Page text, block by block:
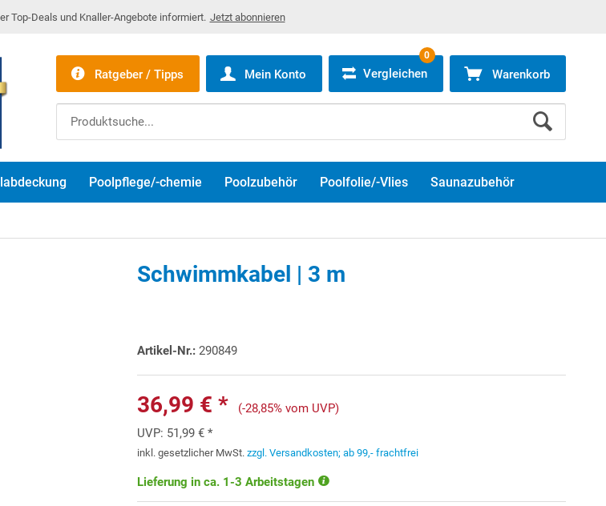
Top-Deals und Knaller-Angebote informiert. Jetzt abonnieren
Ratgeber / Tipps Mein Konto Vergleichen
0
Warenkorb
Poolpflege/-chemie Poolzubehör Poolfolie/-Vlies Saunazubehör
Schwimmkabel | 3 m
Artikel-Nr.: 290849
36,99 € *
(-28,85% vom UVP)
UVP: 51,99 € *
inkl. gesetzlicher MwSt.zzgl. Versandkosten; ab 99,- frachtfrei
Lieferung in ca. 1-3 Arbeitstagen